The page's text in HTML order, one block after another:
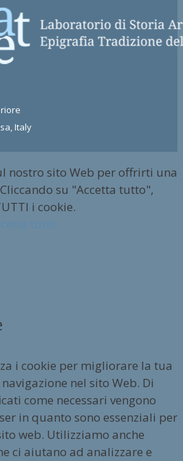
Italy
nostro sito Web per offrirti una
su "Accetta tutto",
i cookie.
i cookie per migliorare la tua
nel sito Web. Di
come necessari vengono
in quanto sono essenziali per
web. Utilizziamo anche
ci aiutano ad analizzare e